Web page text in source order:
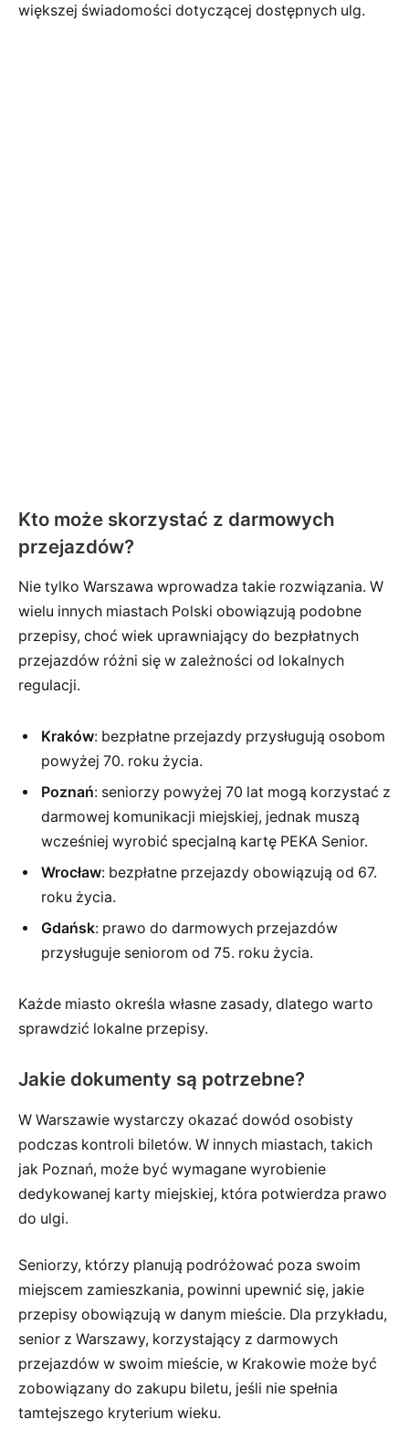
większej świadomości dotyczącej dostępnych ulg.
Kto może skorzystać z darmowych
przejazdów?
Nie tylko Warszawa wprowadza takie rozwiązania. W
wielu innych miastach Polski obowiązują podobne
przepisy, choć wiek uprawniający do bezpłatnych
przejazdów różni się w zależności od lokalnych
regulacji.
Kraków: bezpłatne przejazdy przysługują osobom
powyżej 70. roku życia.
Poznań: seniorzy powyżej 70 lat mogą korzystać z
darmowej komunikacji miejskiej, jednak muszą
wcześniej wyrobić specjalną kartę PEKA Senior.
Wrocław: bezpłatne przejazdy obowiązują od 67.
roku życia.
Gdańsk: prawo do darmowych przejazdów
przysługuje seniorom od 75. roku życia.
Każde miasto określa własne zasady, dlatego warto
sprawdzić lokalne przepisy.
Jakie dokumenty są potrzebne?
W Warszawie wystarczy okazać dowód osobisty
podczas kontroli biletów. W innych miastach, takich
jak Poznań, może być wymagane wyrobienie
dedykowanej karty miejskiej, która potwierdza prawo
do ulgi.
Seniorzy, którzy planują podróżować poza swoim
miejscem zamieszkania, powinni upewnić się, jakie
przepisy obowiązują w danym mieście. Dla przykładu,
senior z Warszawy, korzystający z darmowych
przejazdów w swoim mieście, w Krakowie może być
zobowiązany do zakupu biletu, jeśli nie spełnia
tamtejszego kryterium wieku.